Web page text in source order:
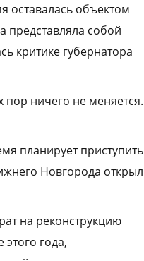
оставалась объектом
представляла собой
критике губернатора
пор ничего не меняется.
планирует приступить
Новгорода открыл
на реконструкцию
года,